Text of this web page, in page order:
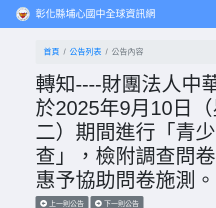
彰化縣埔心國中全球資訊網
首頁 公告列表 公告內容
轉知----財團法人中
於2025年9月10日
二）期間進行「青
查」，檢附調查問
惠予協助問卷施測。
上一則公告 下一則公告